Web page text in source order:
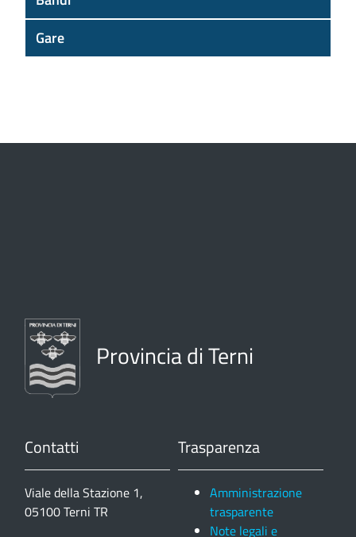
Gare
Provincia di Terni
Contatti
Viale della Stazione 1,
05100 Terni TR
Trasparenza
Amministrazione
trasparente
Note legali e